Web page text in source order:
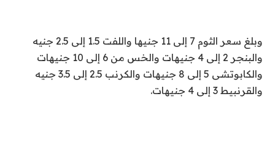
وبلغ سعر الثوم 7 إلى 11 جنيها واللفت 1.5 إلى 2.5 جنيه
والبنجر 2 إلى 4 جنيهات والخس من 6 إلى 10 جنيهات
والكابوتشى 5 إلى 8 جنيهات والكرنب 2.5 إلى 3.5 جنيه
والقرنبيط 3 إلى 4 جنيهات
.